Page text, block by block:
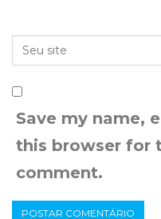
Save my name,
this browser for
comment.